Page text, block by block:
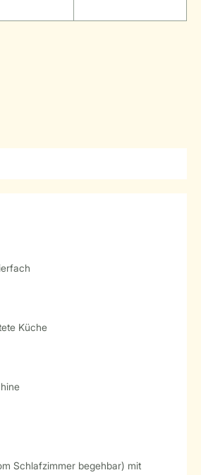
Küche
Schlafzimmer begehbar) mit